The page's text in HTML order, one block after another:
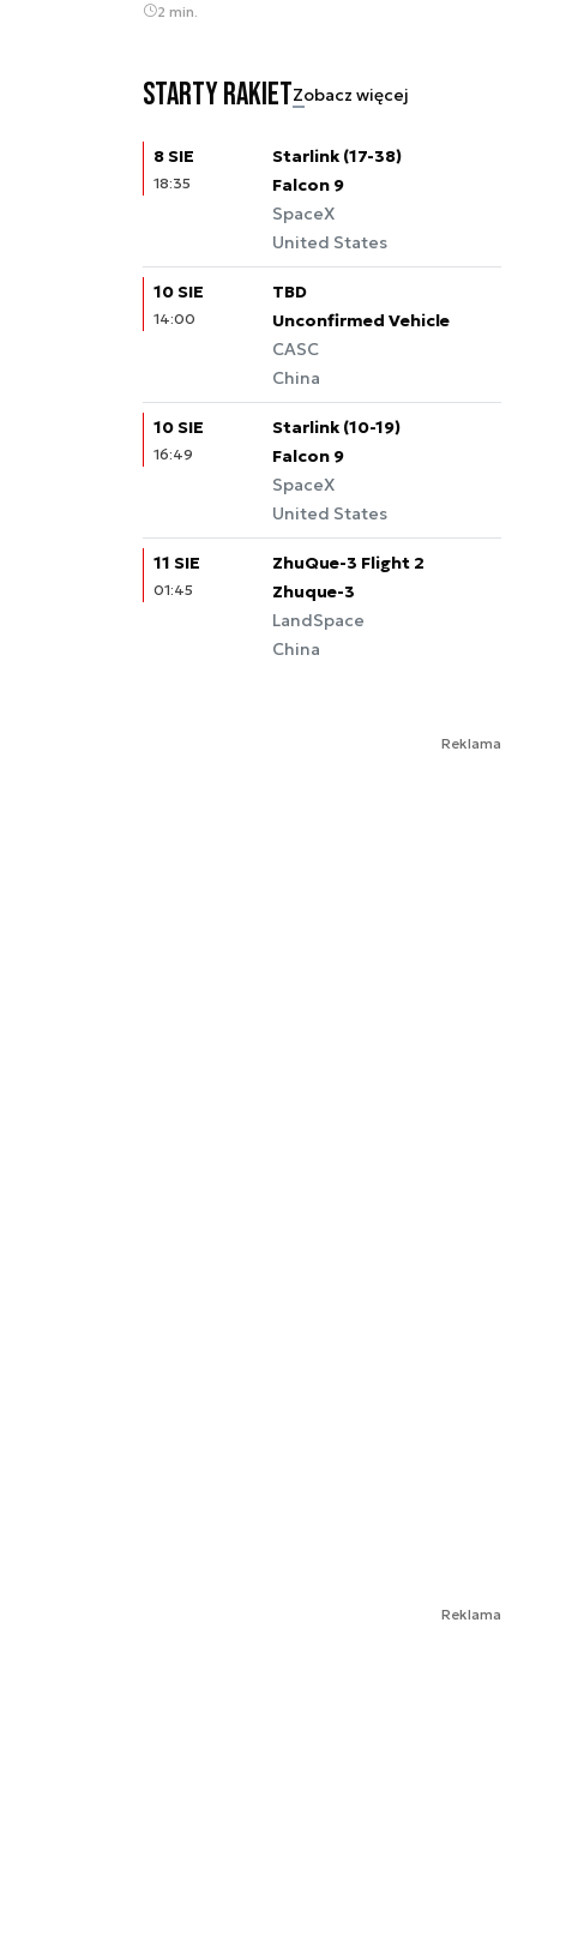
2 min.
Starty rakietZobacz więcej
8 SIE
18:35
Starlink (17-38)
Falcon 9
SpaceX
United States
10 SIE
14:00
TBD
Unconfirmed Vehicle
CASC
China
10 SIE
16:49
Starlink (10-19)
Falcon 9
SpaceX
United States
11 SIE
01:45
ZhuQue-3 Flight 2
Zhuque-3
LandSpace
China
Reklama
Reklama